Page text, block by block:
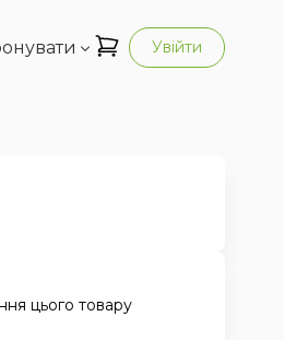
Увійти
цього товару